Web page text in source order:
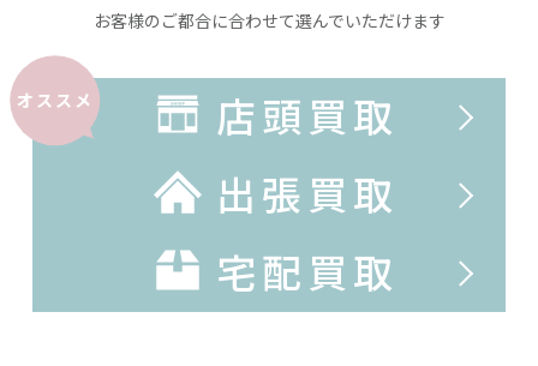
お客様のご都合に合わせて選んでいただけます
オススメ
店頭買取
出張買取
宅配買取